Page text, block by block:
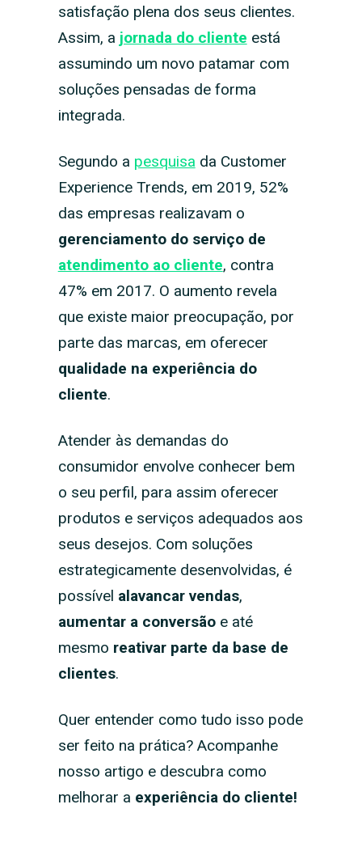
satisfação plena dos seus clientes.
Assim, a jornada do cliente está
assumindo um novo patamar com
soluções pensadas de forma
integrada.
Segundo a pesquisa da Customer
Experience Trends, em 2019, 52%
das empresas realizavam o
gerenciamento do serviço de
atendimento ao cliente, contra
47% em 2017. O aumento revela
que existe maior preocupação, por
parte das marcas, em oferecer
qualidade na experiência do
cliente.
Atender às demandas do
consumidor envolve conhecer bem
o seu perfil, para assim oferecer
produtos e serviços adequados aos
seus desejos. Com soluções
estrategicamente desenvolvidas, é
possível alavancar vendas,
aumentar a conversãoe até
mesmo reativar parte da base de
clientes.
Quer entender como tudo isso pode
ser feito na prática? Acompanhe
nosso artigo e descubra como
melhorar a experiência do cliente!